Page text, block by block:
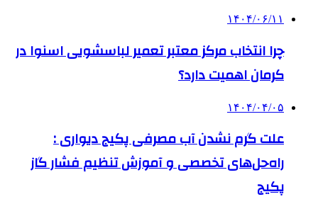
۱۴۰۴/۰۶/۱۱
چرا انتخاب مرکز معتبر تعمیر لباسشویی اسنوا در
کرمان اهمیت دارد؟
۱۴۰۴/۰۴/۰۵
علت گرم نشدن آب مصرفی پکیج دیواری :
راه‌حل‌های تخصصی و آموزش تنظیم فشار گاز
پکیج